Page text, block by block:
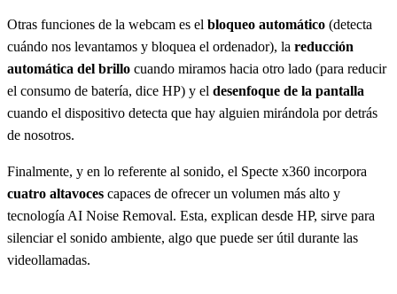
Otras funciones de la webcam es el bloqueo automático (detecta
cuándo nos levantamos y bloquea el ordenador), la reducción
automática del brillo cuando miramos hacia otro lado (para reducir
el consumo de batería, dice HP) y el desenfoque de la pantalla
cuando el dispositivo detecta que hay alguien mirándola por detrás
de nosotros.
Finalmente, y en lo referente al sonido, el Specte x360 incorpora
cuatro altavoces capaces de ofrecer un volumen más alto y
tecnología AI Noise Removal. Esta, explican desde HP, sirve para
silenciar el sonido ambiente, algo que puede ser útil durante las
videollamadas.